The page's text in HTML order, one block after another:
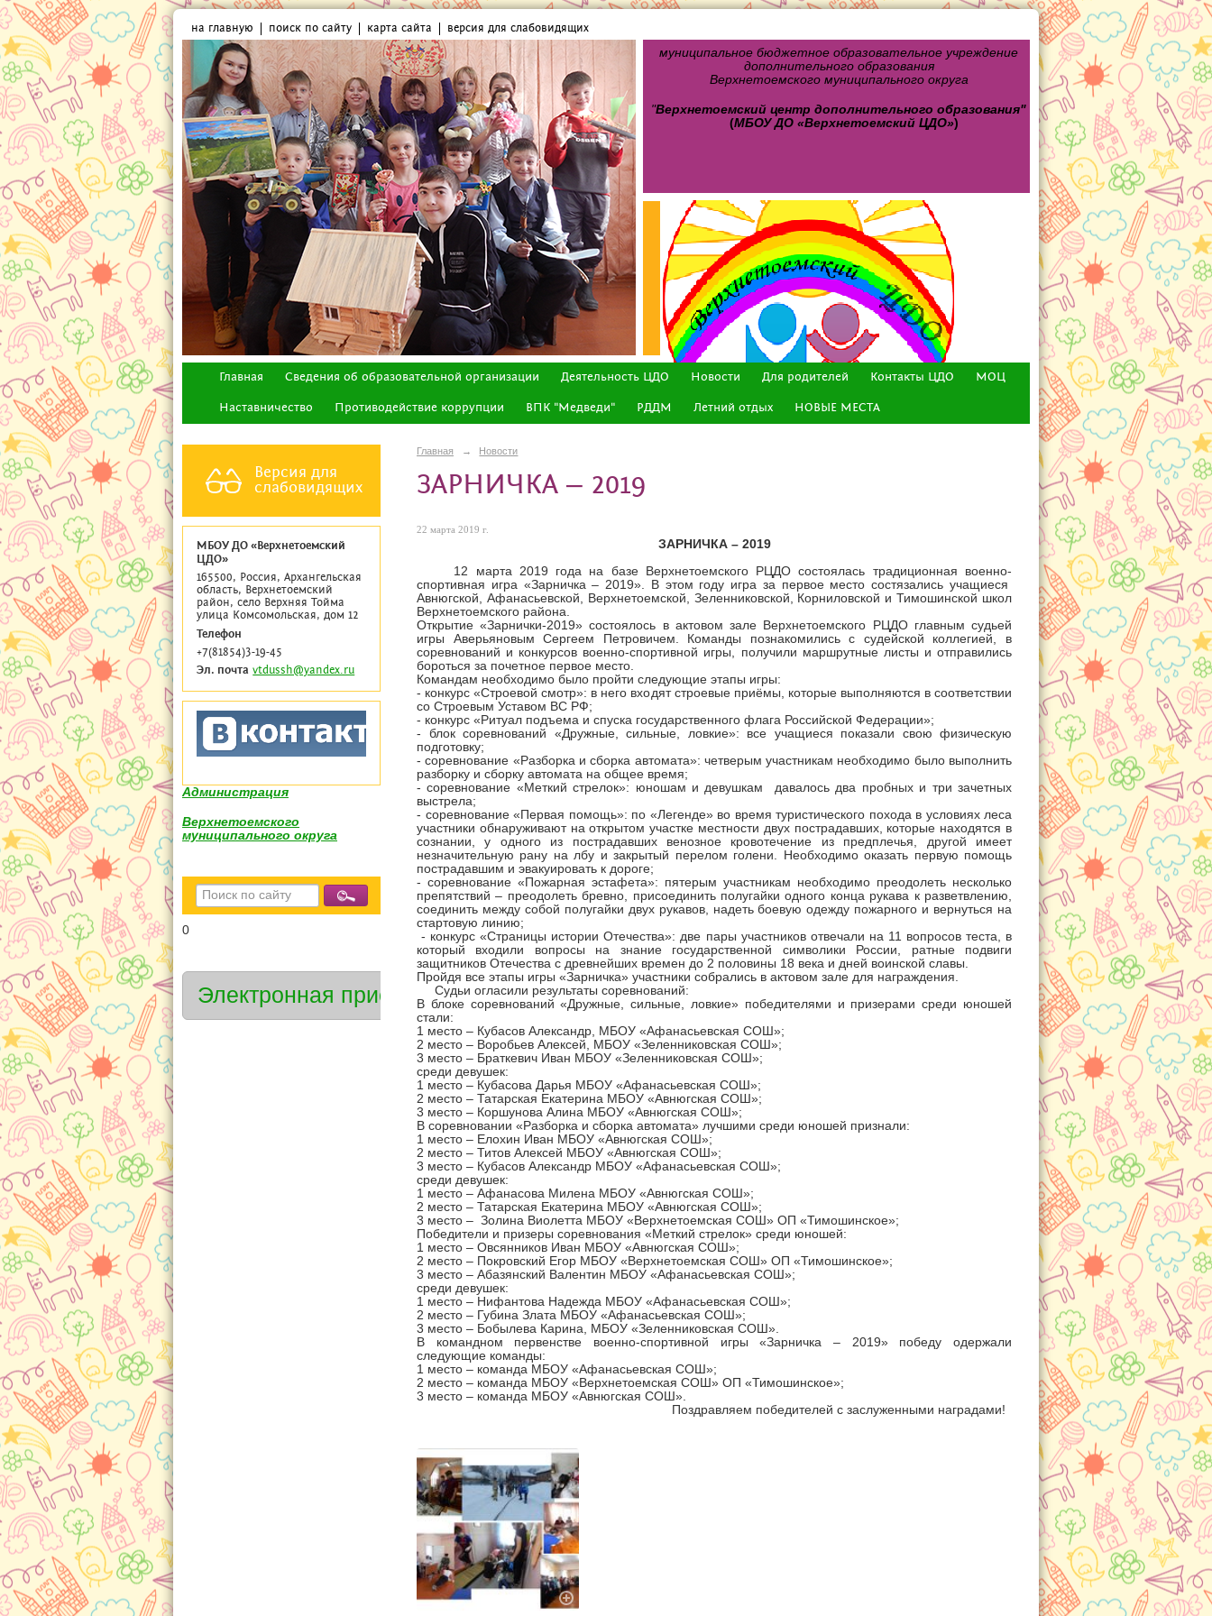
на главную поиск по сайту карта сайта версия для слабовидящих
муниципальное бюджетное образовательное учреждение
дополнительного образования
Верхнетоемского муниципального округа
"Верхнетоемский центр дополнительного образования"
(МБОУ ДО «Верхнетоемский ЦДО»)
Главная Сведения об образовательной организации Деятельность ЦДО Новости Для родителей Контакты ЦДО МОЦ
Наставничество Противодействие коррупции ВПК "Медведи" РДДМ Летний отдых НОВЫЕ МЕСТА
Версия для
слабовидящих
МБОУ ДО «Верхнетоемский
ЦДО»
165500, Россия, Архангельская
область, Верхнетоемский
район, село Верхняя Тойма
улица Комсомольская, дом 12
Телефон
+7(81854)3-19-45
Эл. почта vtdussh@yandex.ru
Администрация
Верхнетоемского
муниципального округа
0
Электронная приемная
Главная → Новости
ЗАРНИЧКА – 2019
22 марта 2019 г.
ЗАРНИЧКА – 2019
12 марта 2019 года на базе Верхнетоемского РЦДО состоялась традиционная военно-
спортивная игра «Зарничка – 2019». В этом году игра за первое место состязались учащиеся
Авнюгской, Афанасьевской, Верхнетоемской, Зеленниковской, Корниловской и Тимошинской школ
Верхнетоемского района.
Открытие «Зарнички-2019» состоялось в актовом зале Верхнетоемского РЦДО главным судьей
игры Аверьяновым Сергеем Петровичем. Команды познакомились с судейской коллегией, в
соревнований и конкурсов военно-спортивной игры, получили маршрутные листы и отправились
бороться за почетное первое место.
Командам необходимо было пройти следующие этапы игры:
- конкурс «Строевой смотр»: в него входят строевые приёмы, которые выполняются в соответствии
со Строевым Уставом ВС РФ;
- конкурс «Ритуал подъема и спуска государственного флага Российской Федерации»;
- блок соревнований «Дружные, сильные, ловкие»: все учащиеся показали свою физическую
подготовку;
- соревнование «Разборка и сборка автомата»: четверым участникам необходимо было выполнить
разборку и сборку автомата на общее время;
- соревнование «Меткий стрелок»: юношам и девушкам давалось два пробных и три зачетных
выстрела;
- соревнование «Первая помощь»: по «Легенде» во время туристического похода в условиях леса
участники обнаруживают на открытом участке местности двух пострадавших, которые находятся в
сознании, у одного из пострадавших венозное кровотечение из предплечья, другой имеет
незначительную рану на лбу и закрытый перелом голени. Необходимо оказать первую помощь
пострадавшим и эвакуировать к дороге;
- соревнование «Пожарная эстафета»: пятерым участникам необходимо преодолеть несколько
препятствий – преодолеть бревно, присоединить полугайки одного конца рукава к разветвлению,
соединить между собой полугайки двух рукавов, надеть боевую одежду пожарного и вернуться на
стартовую линию;
- конкурс «Страницы истории Отечества»: две пары участников отвечали на 11 вопросов теста, в
который входили вопросы на знание государственной символики России, ратные подвиги
защитников Отечества с древнейших времен до 2 половины 18 века и дней воинской славы.
Пройдя все этапы игры «Зарничка» участники собрались в актовом зале для награждения.
Судьи огласили результаты соревнований:
В блоке соревнований «Дружные, сильные, ловкие» победителями и призерами среди юношей
стали:
1 место – Кубасов Александр, МБОУ «Афанасьевская СОШ»;
2 место – Воробьев Алексей, МБОУ «Зеленниковская СОШ»;
3 место – Браткевич Иван МБОУ «Зеленниковская СОШ»;
среди девушек:
1 место – Кубасова Дарья МБОУ «Афанасьевская СОШ»;
2 место – Татарская Екатерина МБОУ «Авнюгская СОШ»;
3 место – Коршунова Алина МБОУ «Авнюгская СОШ»;
В соревновании «Разборка и сборка автомата» лучшими среди юношей признали:
1 место – Елохин Иван МБОУ «Авнюгская СОШ»;
2 место – Титов Алексей МБОУ «Авнюгская СОШ»;
3 место – Кубасов Александр МБОУ «Афанасьевская СОШ»;
среди девушек:
1 место – Афанасова Милена МБОУ «Авнюгская СОШ»;
2 место – Татарская Екатерина МБОУ «Авнюгская СОШ»;
3 место – Золина Виолетта МБОУ «Верхнетоемская СОШ» ОП «Тимошинское»;
Победители и призеры соревнования «Меткий стрелок» среди юношей:
1 место – Овсянников Иван МБОУ «Авнюгская СОШ»;
2 место – Покровский Егор МБОУ «Верхнетоемская СОШ» ОП «Тимошинское»;
3 место – Абазянский Валентин МБОУ «Афанасьевская СОШ»;
среди девушек:
1 место – Нифантова Надежда МБОУ «Афанасьевская СОШ»;
2 место – Губина Злата МБОУ «Афанасьевская СОШ»;
3 место – Бобылева Карина, МБОУ «Зеленниковская СОШ».
В командном первенстве военно-спортивной игры «Зарничка – 2019» победу одержали
следующие команды:
1 место – команда МБОУ «Афанасьевская СОШ»;
2 место – команда МБОУ «Верхнетоемская СОШ» ОП «Тимошинское»;
3 место – команда МБОУ «Авнюгская СОШ».
Поздравляем победителей с заслуженными наградами!